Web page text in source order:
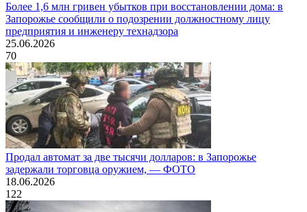
Более 1,6 млн гривен убытков при восстановлении дома: в
Запорожье сообщили о подозрении должностному лицу
предприятия и инженеру технадзора
25.06.2026
70
Продал автомат за две тысячи долларов: в Запорожье
задержали торговца оружием, — ФОТО
18.06.2026
122